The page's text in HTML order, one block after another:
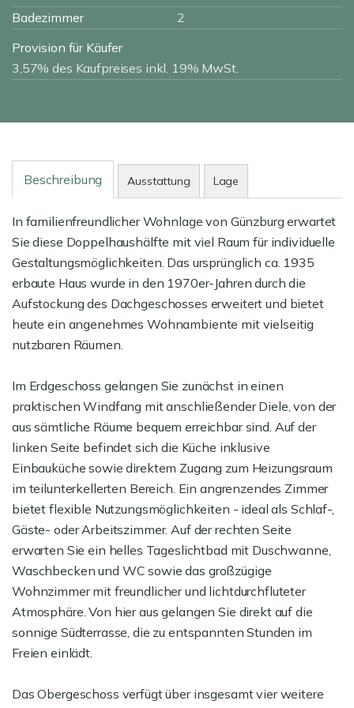
Badezimmer
2
Provision für Käufer
3,57% des Kaufpreises inkl. 19% MwSt.
Beschreibung Ausstattung Lage
In familienfreundlicher Wohnlage von Günzburg erwartet
Sie diese Doppelhaushälfte mit viel Raum für individuelle
Gestaltungsmöglichkeiten. Das ursprünglich ca. 1935
erbaute Haus wurde in den 1970er-Jahren durch die
Aufstockung des Dachgeschosses erweitert und bietet
heute ein angenehmes Wohnambiente mit vielseitig
nutzbaren Räumen.
Im Erdgeschoss gelangen Sie zunächst in einen
praktischen Windfang mit anschließender Diele, von der
aus sämtliche Räume bequem erreichbar sind. Auf der
linken Seite befindet sich die Küche inklusive
Einbauküche sowie direktem Zugang zum Heizungsraum
im teilunterkellerten Bereich. Ein angrenzendes Zimmer
bietet flexible Nutzungsmöglichkeiten - ideal als Schlaf-,
Gäste- oder Arbeitszimmer. Auf der rechten Seite
erwarten Sie ein helles Tageslichtbad mit Duschwanne,
Waschbecken und WC sowie das großzügige
Wohnzimmer mit freundlicher und lichtdurchfluteter
Atmosphäre. Von hier aus gelangen Sie direkt auf die
sonnige Südterrasse, die zu entspannten Stunden im
Freien einlädt.
Das Obergeschoss verfügt über insgesamt vier weitere